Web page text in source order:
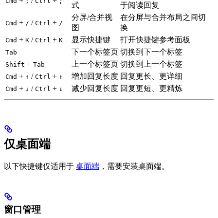
式 于阅读回复
Cmd + / / Ctrl + /
分屏/合并视
图
在分屏与合并布局之间切
换
Cmd + K / Ctrl + K 显示快捷键 打开快捷键参考面板
Tab 下一个标签页 切换到下一个标签
Shift + Tab 上一个标签页 切换到上一个标签
Cmd + ↑ / Ctrl + ↑ 增加回复长度 回复更长、更详细
Cmd + ↓ / Ctrl + ↓ 减少回复长度 回复更短、更精炼
仅桌面端
以下快捷键仅适用于 桌面端 ，需要安装桌面端。
窗口管理